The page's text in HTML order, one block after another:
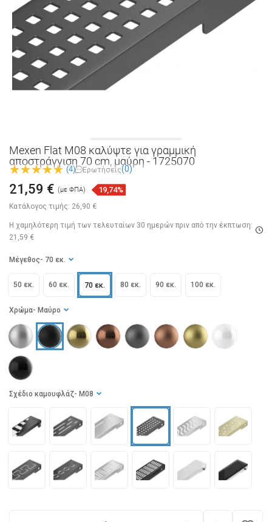
Mexen Flat M08 καλύψτε για γραμμική
αποστράγγιση 70 cm, μαύρη - 1725070
(4) Ερωτήσεις(0)
Κατάλογος τιμής: 26,90 €
21,59 € (με ΦΠΑ) 19,74%
Η χαμηλότερη τιμή των τελευταίων 30 ημερών πριν από την έκπτωση:
21,59 €
Μέγεθος - 70 εκ.
50 εκ. 60 εκ. 70 εκ. 80 εκ. 90 εκ. 100 εκ.
Χρώμα - Μαύρο
Σχέδιο καμουφλάζ - M08